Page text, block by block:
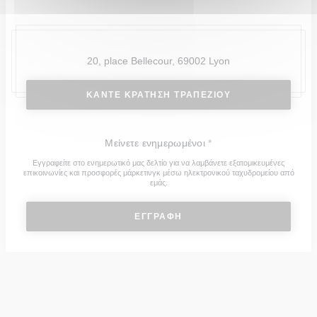
20, place Bellecour, 69002 Lyon
ΚΆΝΤΕ ΚΡΆΤΗΣΗ ΤΡΑΠΕΖΙΟΎ
Μείνετε ενημερωμένοι *
Εγγραφείτε στο ενημερωτικό μας δελτίο για να λαμβάνετε εξατομικευμένες
επικοινωνίες και προσφορές μάρκετινγκ μέσω ηλεκτρονικού ταχυδρομείου από
εμάς.
ΕΓΓΡΑΦΉ